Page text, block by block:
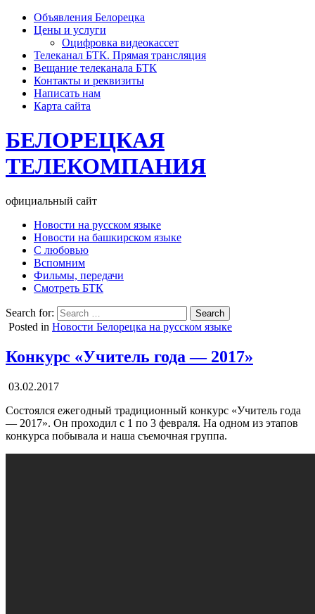
Объявления Белорецка
Цены и услуги
Оцифровка видеокассет
Телеканал БТК. Прямая трансляция
Вещание телеканала БТК
Контакты и реквизиты
Написать нам
Карта сайта
БЕЛОРЕЦКАЯ
ТЕЛЕКОМПАНИЯ
официальный сайт
Новости на русском языке
Новости на башкирском языке
С любовью
Вспомним
Фильмы, передачи
Смотреть БТК
Search for:
Posted in Новости Белорецка на русском языке
Конкурс «Учитель года — 2017»
03.02.2017
Состоялся ежегодный традиционный конкурс «Учитель года
— 2017». Он проходил с 1 по 3 февраля. На одном из этапов
конкурса побывала и наша съемочная группа.